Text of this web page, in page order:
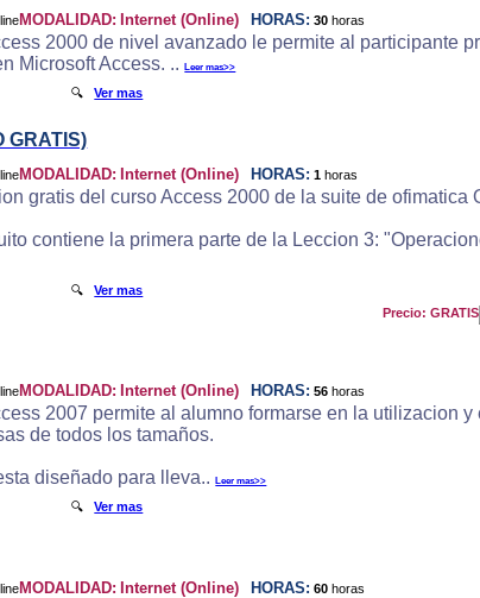
MODALIDAD: Internet (Online) HORAS: 30 horas
2000 de nivel avanzado le permite al participante
Microsoft Access. ..Leer mas>>
🔍Ver mas
GRATIS)
MODALIDAD: Internet (Online) HORAS: 1 horas
gratis del curso Access 2000 de la suite de ofimatica
contiene la primera parte de la Leccion 3:
🔍Ver mas
Precio: GRATIS
MODALIDAD: Internet (Online) HORAS: 56 horas
2007 permite al alumno formarse en la utilizacion
de todos los tamaños.
diseñado para lleva..Leer mas>>
🔍Ver mas
MODALIDAD: Internet (Online) HORAS: 60 horas